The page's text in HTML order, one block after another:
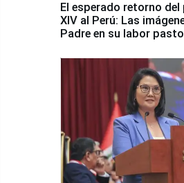
El esperado retorno del
XIV al Perú: Las
Padre en su labor